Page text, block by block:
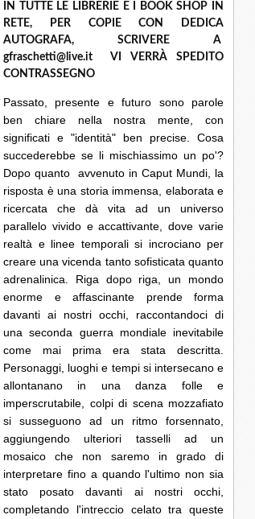
IN TUTTE LE LIBRERIE E I BOOK SHOP IN
RETE, PER COPIE CON DEDICA
AUTOGRAFA, SCRIVERE A
gfraschetti@live.it VI VERRÀ SPEDITO
CONTRASSEGNO
Passato, presente e futuro sono parole
ben chiare nella nostra mente, con
significati e "identità" ben precise. Cosa
succederebbe se li mischiassimo un po'?
Dopo quanto avvenuto in Caput Mundi, la
risposta è una storia immensa, elaborata e
ricercata che dà vita ad un universo
parallelo vivido e accattivante, dove varie
realtà e linee temporali si incrociano per
creare una vicenda tanto sofisticata quanto
adrenalinica. Riga dopo riga, un mondo
enorme e affascinante prende forma
davanti ai nostri occhi, raccontandoci di
una seconda guerra mondiale inevitabile
come mai prima era stata descritta.
Personaggi, luoghi e tempi si intersecano e
allontanano in una danza folle e
imperscrutabile, colpi di scena mozzafiato
si susseguono ad un ritmo forsennato,
aggiungendo ulteriori tasselli ad un
mosaico che non saremo in grado di
interpretare fino a quando l'ultimo non sia
stato posato davanti ai nostri occhi,
completando l'intreccio celato tra queste